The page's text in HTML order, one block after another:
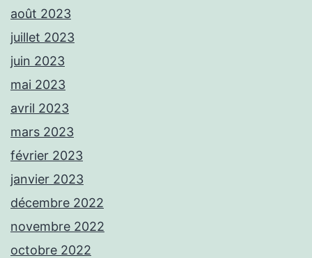
août 2023
juillet 2023
juin 2023
mai 2023
avril 2023
mars 2023
février 2023
janvier 2023
décembre 2022
novembre 2022
octobre 2022